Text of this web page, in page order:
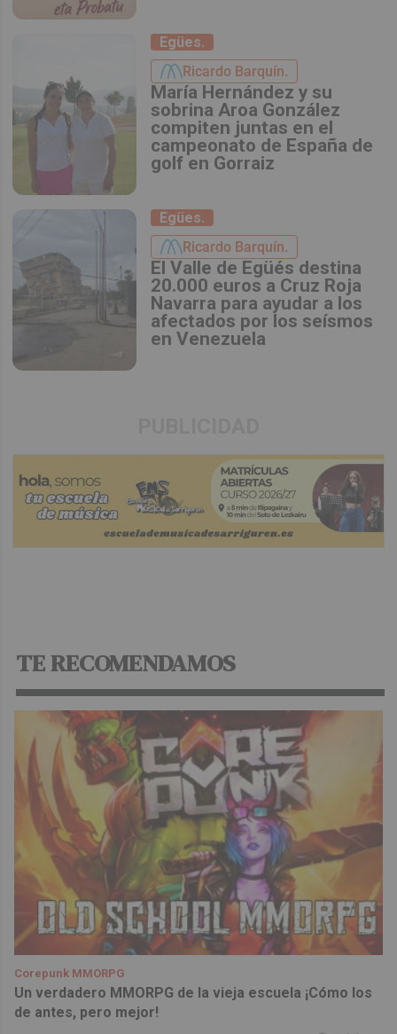
Egües.
Ricardo Barquín.
María Hernández y su
sobrina Aroa González
compiten juntas en el
campeonato de España de
golf en Gorraiz
Egües.
Ricardo Barquín.
El Valle de Egüés destina
20.000 euros a Cruz Roja
Navarra para ayudar a los
afectados por los seísmos
en Venezuela
TE RECOMENDAMOS
Corepunk MMORPG
Un verdadero MMORPG de la vieja escuela ¡Cómo los
de antes, pero mejor!